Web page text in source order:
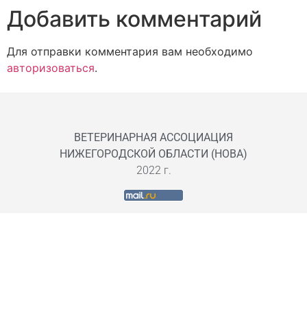
Добавить комментарий
Для отправки комментария вам необходимо
авторизоваться.
ВЕТЕРИНАРНАЯ АССОЦИАЦИЯ
НИЖЕГОРОДСКОЙ ОБЛАСТИ (НОВА)
2022 г.